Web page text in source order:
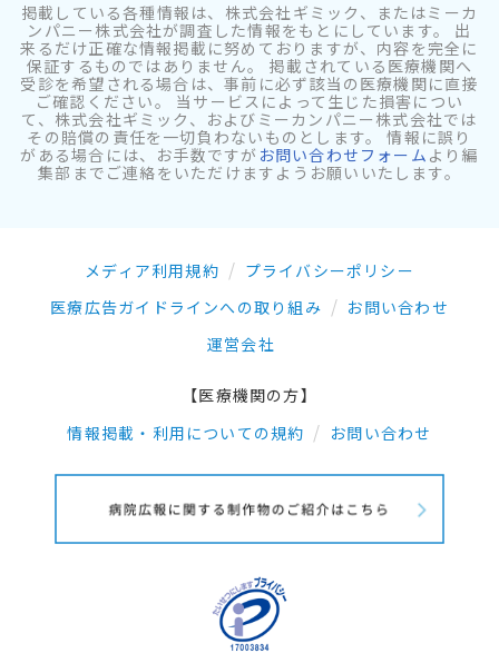
掲載している各種情報は、株式会社ギミック、またはミーカ
ンパニー株式会社が調査した情報をもとにしています。 出
来るだけ正確な情報掲載に努めておりますが、内容を完全に
保証するものではありません。 掲載されている医療機関へ
受診を希望される場合は、事前に必ず該当の医療機関に直接
ご確認ください。 当サービスによって生じた損害につい
て、株式会社ギミック、およびミーカンパニー株式会社では
その賠償の責任を一切負わないものとします。 情報に誤り
がある場合には、お手数ですが お問い合わせフォーム より編
集部までご連絡をいただけますようお願いいたします。
メディア利用規約
プライバシーポリシー
医療広告ガイドラインへの取り組み
お問い合わせ
運営会社
【医療機関の方】
情報掲載・利用についての規約
お問い合わせ